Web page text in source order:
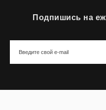
Подпишись на